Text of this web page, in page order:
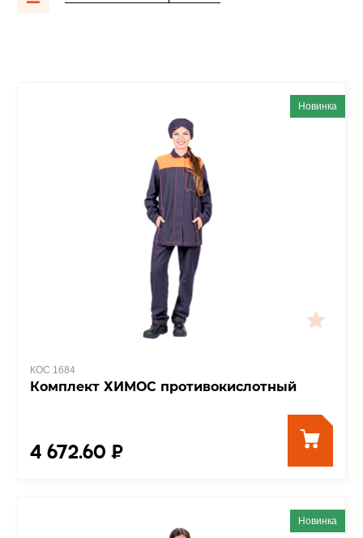
Новинка
КОС 1684
Комплект ХИМОС противокислотный
4 672.60 ₽
Новинка